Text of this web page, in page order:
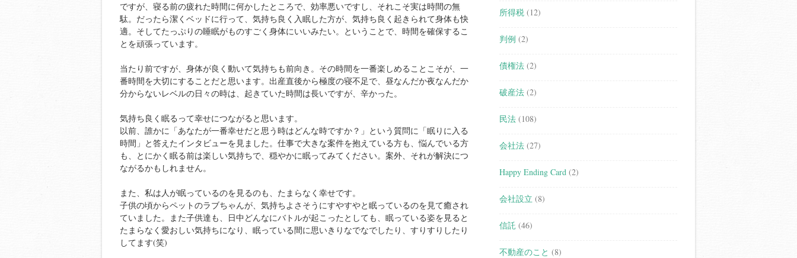
ですが、寝る前の疲れた時間に何かしたところで、効率悪いですし、それこそ実は時間の無
駄。だったら潔くベッドに行って、気持ち良く入眠した方が、気持ち良く起きられて身体も快
適。そしてたっぷりの睡眠がものすごく身体にいいみたい。ということで、時間を確保するこ
とを頑張っています。
当たり前ですが、身体が良く動いて気持ちも前向き。その時間を一番楽しめることこそが、一
番時間を大切にすることだと思います。出産直後から極度の寝不足で、昼なんだか夜なんだか
分からないレベルの日々の時は、起きていた時間は長いですが、辛かった。
気持ち良く眠るって幸せにつながると思います。
以前、誰かに「あなたが一番幸せだと思う時はどんな時ですか？」という質問に「眠りに入る
時間」と答えたインタビューを見ました。仕事で大きな案件を抱えている方も、悩んでいる方
も、とにかく眠る前は楽しい気持ちで、穏やかに眠ってみてください。案外、それが解決につ
ながるかもしれません。
また、私は人が眠っているのを見るのも、たまらなく幸せです。
子供の頃からペットのラブちゃんが、気持ちよさそうにすやすやと眠っているのを見て癒され
ていました。また子供達も、日中どんなにバトルが起こったとしても、眠っている姿を見ると
たまらなく愛おしい気持ちになり、眠っている間に思いきりなでなでしたり、すりすりしたり
してます(笑)
所得税 (12)
判例 (2)
債権法 (2)
破産法 (2)
民法 (108)
会社法 (27)
Happy Ending Card (2)
会社設立 (8)
信託 (46)
不動産のこと (8)